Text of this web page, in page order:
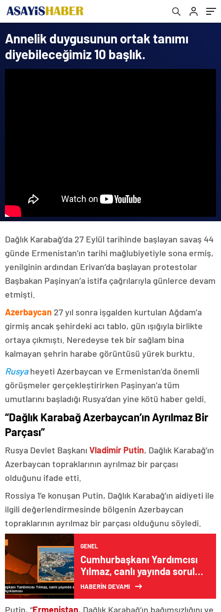
Annelik duygusunun ortak tanımı
diyebileceğimiz 10 başlık.
Dağlık Karabağ’da 27 Eylül tarihinde başlayan savaş 44
günde Ermenistan’ın tarihi mağlubiyetiyle sona ermiş,
yenilginin ardından Erivan’da başlayan protestolar
Başbakan Paşinyan’a istifa çağrılarıyla günlerce devam
etmişti.
Azerbaycan 27 yıl sonra işgalden kurtulan Ağdam’a
girmiş ancak şehirdeki acı tablo, gün ışığıyla birlikte
ortaya çıkmıştı. Neredeyse tek bir sağlam bina
kalmayan şehrin harabe görüntüsü yürek burktu.
Rusyaheyeti Azerbaycan ve Ermenistan’da önemli
görüşmeler gerçekleştirirken Paşinyan’a tüm
umutlarını başladığı Rusya’dan yine kötü haber geldi.
“Dağlık Karabağ Azerbaycan’ın Ayrılmaz Bir
Parçası”
Rusya Devlet Başkanı Vladimir Putin, Dağlık Karabağ’ın
Azerbaycan topraklarının ayrılmaz bir parçası
olduğunu ifade etti.
Rossiya 1’e konuşan Putin, Dağlık Karabağ’ın aidiyeti ile
ilgili değerlendirmesinde bölgenin Azerbaycan
topraklarının ayrılmaz bir parçası olduğunu söyledi.
GENEL
Cumhurbaşkanı Yardımcısı
Yılmaz, canlı yayında soruları
yanıtladı Açıklaması
HABERİN DEVAMI
Putin, “Ermenistan, Dağlık Karabağ’ın bağımsızlığını ve